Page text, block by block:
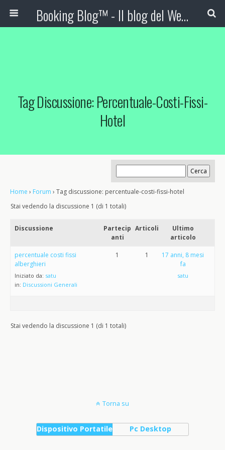
Booking Blog™ - Il blog del Web Marketing Turistico
Tag Discussione: Percentuale-Costi-Fissi-
Hotel
Home › Forum › Tag discussione: percentuale-costi-fissi-hotel
Stai vedendo la discussione 1 (di 1 totali)
Discussione
Partecip
anti
Articoli
Ultimo
articolo
percentuale costi fissi
alberghieri
Iniziato da: satu
in: Discussioni Generali
1 1
17 anni, 8 mesi
fa
satu
Stai vedendo la discussione 1 (di 1 totali)
Torna su
Dispositivo Portatile Pc Desktop